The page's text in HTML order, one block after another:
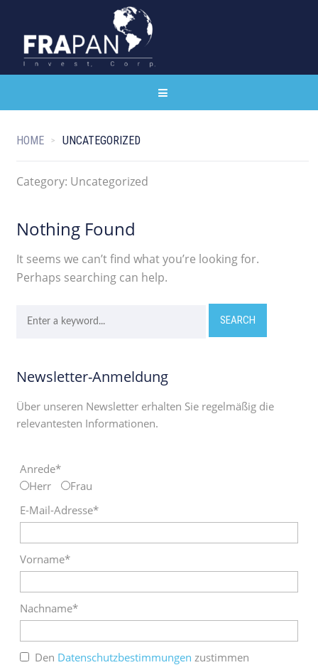
HOME UNCATEGORIZED
Category: Uncategorized
Nothing Found
It seems we can’t find what you’re looking for.
Perhaps searching can help.
Newsletter-Anmeldung
Über unseren Newsletter erhalten Sie regelmäßig die
relevantesten Informationen.
Anrede*
Herr
Frau
E-Mail-Adresse*
Vorname*
Nachname*
Den Datenschutzbestimmungen zustimmen